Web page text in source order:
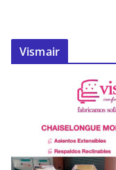
Vismair